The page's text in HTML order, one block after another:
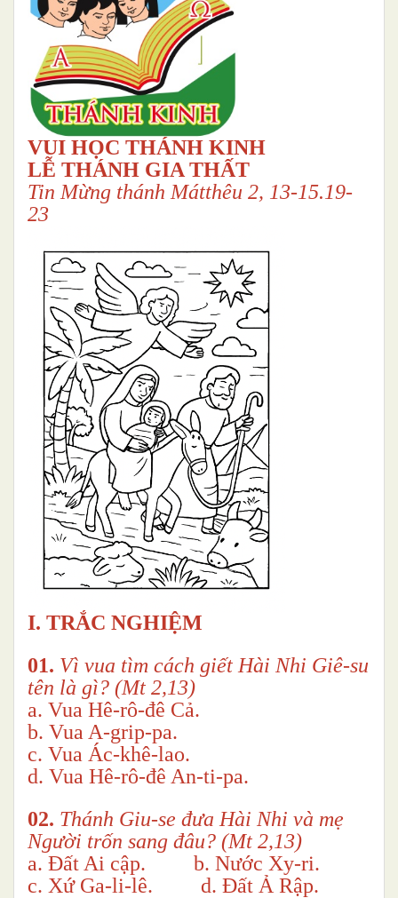
VUI HỌC THÁNH KINH
LỄ THÁNH GIA THẤT
Tin Mừng thánh Mátthêu 2, 13-15.19-
23
I. TRẮC NGHIỆM
01. Vì vua tìm cách giết Hài Nhi Giê-su
tên là gì? (Mt 2,13)
a. Vua Hê-rô-đê Cả.
b. Vua A-grip-pa.
c. Vua Ác-khê-lao.
d. Vua Hê-rô-đê An-ti-pa.
02. Thánh Giu-se đưa Hài Nhi và mẹ
Người trốn sang đâu? (Mt 2,13)
a. Đất Ai cập. b. Nước Xy-ri.
c. Xứ Ga-li-lê. d. Đất Ả Rập.